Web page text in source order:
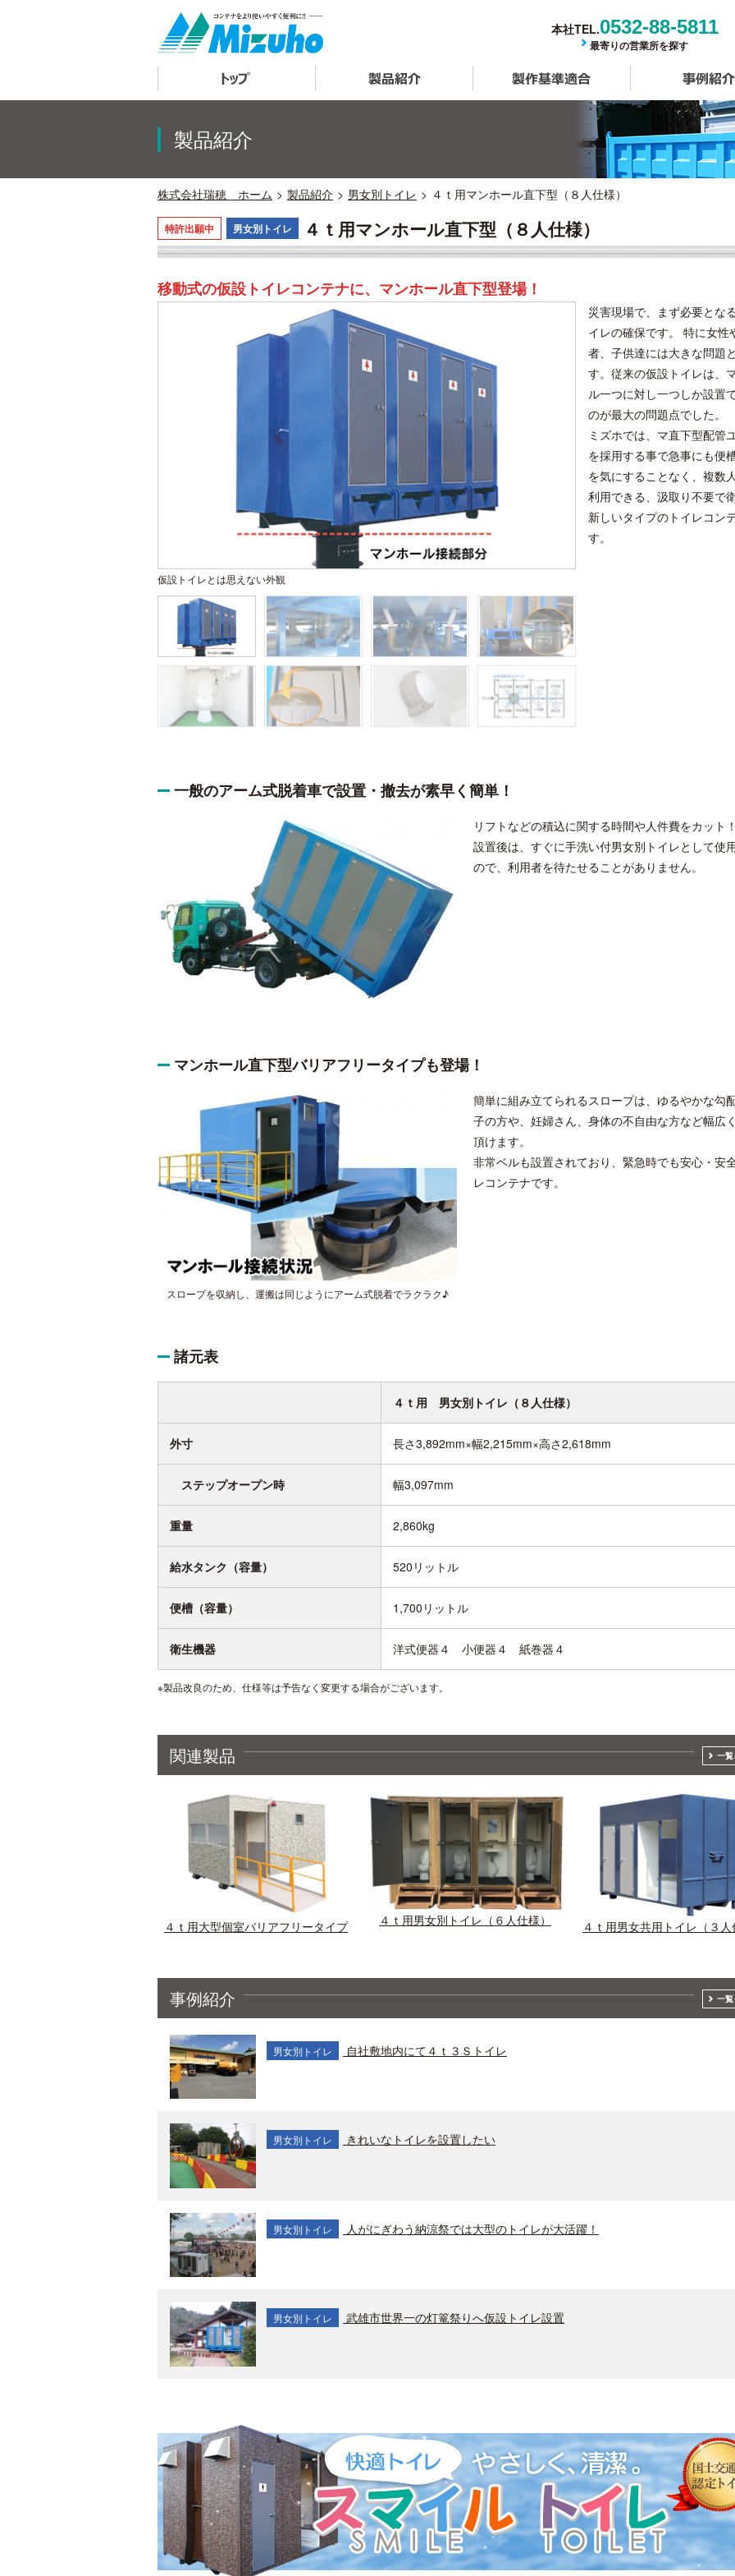
本社TEL.0532-88-5811
最寄りの営業所を探す
製品紹介 製作基準適合
製品紹介
株式会社瑞穂 ホーム 製品紹介 男女別トイレ ４ｔ用マンホール直下型（８人仕様）
特許出願中 男女別トイレ ４ｔ用マンホール直下型（８人仕様）
移動式の仮設トイレコンテナに、マンホール直下型登場！
仮設トイレとは思えない外観
災害現場で、まず必要とな
イレの確保です。 特に女性
者、子供達には大きな問題
す。従来の仮設トイレは、
ル一つに対し一つしか設置
のが最大の問題点でした。
ミズホでは、マ直下型配管
を採用する事で急事にも便
を気にすることなく、複数
利用できる、汲取り不要で
新しいタイプのトイレコン
す。
一般のアーム式脱着車で設置・撤去が素早く簡単！
リフトなどの積込に関する時間や人件費をカット
設置後は、すぐに手洗い付男女別トイレとして使
ので、利用者を待たせることがありません。
マンホール直下型バリアフリータイプも登場！
スロープを収納し、運搬は同じようにアーム式脱着でラクラク♪
簡単に組み立てられるスロープは、ゆるやかな勾
子の方や、妊婦さん、身体の不自由な方など幅広
頂けます。
非常ベルも設置されており、緊急時でも安心・安
レコンテナです。
諸元表
４ｔ用 男女別トイレ（８人仕様）
外寸 長さ3,892mm×幅2,215mm×高さ2,618mm
ステップオープン時 幅3,097mm
重量 2,860kg
給水タンク（容量） 520リットル
便槽（容量） 1,700リットル
衛生機器 洋式便器４ 小便器４ 紙巻器４
※製品改良のため、仕様等は予告なく変更する場合がございます。
関連製品 一
４ｔ用大型個室バリアフリータイプ ４ｔ用男女別トイレ（６人仕様） ４ｔ用男女共用トイレ（３
事例紹介 一
男女別トイレ 自社敷地内にて４ｔ３Ｓトイレ
男女別トイレ きれいなトイレを設置したい
男女別トイレ 人がにぎわう納涼祭では大型のトイレが大活躍！
男女別トイレ 武雄市世界一の灯篭祭りへ仮設トイレ設置